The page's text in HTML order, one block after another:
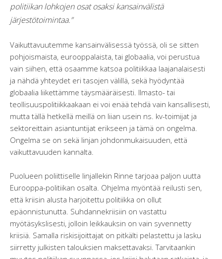
politiikan lohkojen osat osaksi kansainvälistä
järjestötoimintaa.”
Vaikuttavuutemme kansainvälisessä työssä, oli se sitten
pohjoismaista, eurooppalaista, tai globaalia, voi perustua
vain siihen, että osaamme katsoa politiikkaa laajanalaisesti
ja nähdä yhteydet eri tasojen välillä, sekä hyödyntää
globaalia liikettämme täysmääräisesti. Ilmasto- tai
teollisuuspolitiikkaakaan ei voi enää tehdä vain kansallisesti,
mutta tällä hetkellä meillä on liian usein ns. kv-toimijat ja
sektoreittain asiantuntijat erikseen ja tämä on ongelma.
Ongelma se on sekä linjan johdonmukaisuuden, että
vaikuttavuuden kannalta.
Puolueen poliittiselle linjallekin Rinne tarjoaa paljon uutta
Eurooppa-politiikan osalta. Ohjelma myöntää reilusti sen,
että kriisin alusta harjoitettu politiikka on ollut
epäonnistunutta. Suhdannekriisiin on vastattu
myötäsykslisesti, jolloin leikkauksin on vain syvennetty
kriisiä. Samalla riskisijoittajat on pitkälti pelastettu ja lasku
siirretty julkisten talouksien maksettavaksi. Tarvitaankin